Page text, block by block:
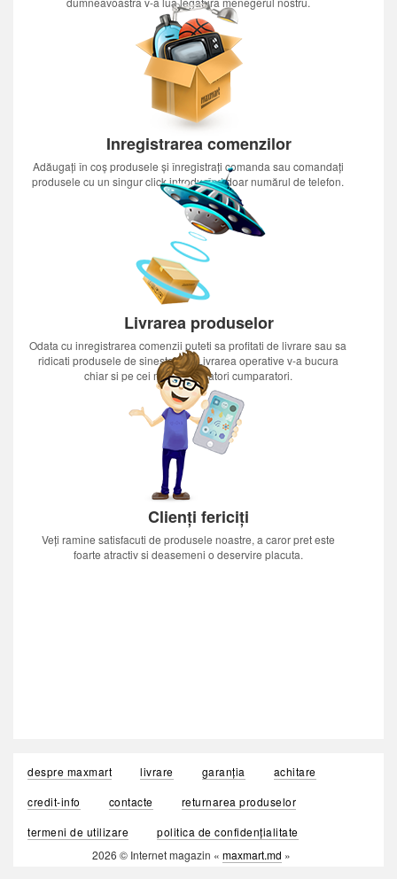
Inregistrarea comenzilor
Adăugați în coș produsele și înregistrați comanda sau comandați
produsele cu un singur click introducînd doar numărul de telefon.
Livrarea produselor
Odata cu inregistrarea comenzii puteti sa profitati de livrare sau sa
ridicati produsele de sinestatator.Livrarea operative v-a bucura
chiar si pe cei mai nerabdatori cumparatori.
Clienți fericiți
Veți ramine satisfacuti de produsele noastre, a caror pret este
foarte atractiv si deasemeni o deservire placuta.
despre maxmart livrare garanția
achitare
credit-info
contacte
returnarea produselor
termeni de utilizare
politica de confidențialitate
2026 © Internet magazin « maxmart.md »